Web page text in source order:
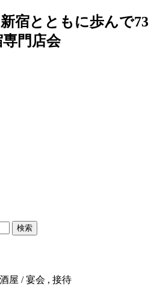
新宿とともに歩んで73
門店会
屋 / 宴会 , 接待